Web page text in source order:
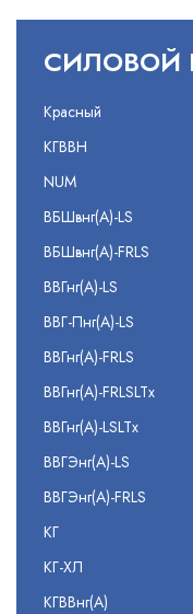
СИЛОВОЙ
Красный
КГВВН
NUM
ВБШвнг(А)-LS
ВБШвнг(А)-FRLS
ВВГнг(А)-LS
ВВГ-Пнг(А)-LS
ВВГнг(А)-FRLS
ВВГнг(А)-FRLSLTx
ВВГнг(А)-LSLTx
ВВГЭнг(А)-LS
ВВГЭнг(А)-FRLS
КГ
КГ-ХЛ
КГВВнг(А)